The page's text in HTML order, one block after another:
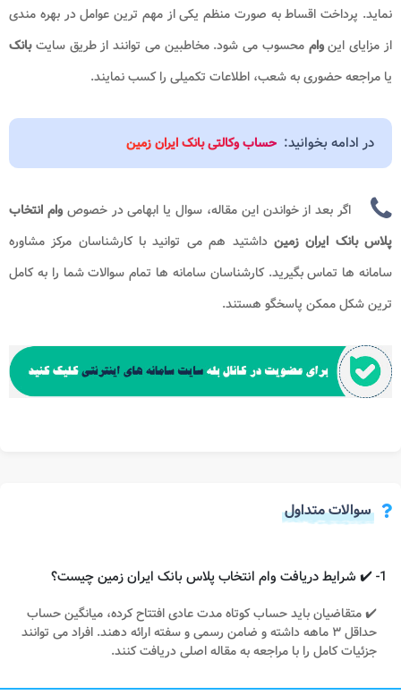
نماید. پرداخت اقساط به صورت منظم یکی از مهم ترین عوامل در بهره مندی
از مزایای اینواممحسوب می شود. مخاطبین می توانند از طریق سایتبانک
یا مراجعه حضوری به شعب، اطلاعات تکمیلی را کسب نمایند.
در ادامه بخوانید: حساب وکالتی بانک ایران زمین
اگر بعد از خواندن این مقاله، سوال یا ابهامی در خصوصوام انتخاب
پلاس بانک ایران زمین​ داشتید هم می توانید با کارشناسان مرکز مشاوره
سامانه ها تماس بگیرید. کارشناسان سامانه ها تمام سوالات شما را به کامل
ترین شکل ممکن پاسخگو هستند.
سوالات متداول
1- ✔️ شرایط دریافت وام انتخاب پلاس بانک ایران زمین چیست؟
✔️ متقاضیان باید حساب کوتاه مدت عادی افتتاح کرده، میانگین حساب
حداقل ۳ ماهه داشته و ضامن رسمی و سفته ارائه دهند. افراد می توانند
جزئیات کامل را با مراجعه به مقاله اصلی دریافت کنند.